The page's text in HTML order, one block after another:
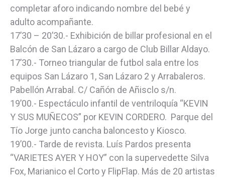
completar aforo indicando nombre del bebé y
adulto acompañante.
17’30 – 20’30.- Exhibición de billar profesional en el
Balcón de San Lázaro a cargo de Club Billar Aldayo.
17’30.- Torneo triangular de futbol sala entre los
equipos San Lázaro 1, San Lázaro 2 y Arrabaleros.
Pabellón Arrabal. C/ Cañón de Añisclo s/n.
19’00.- Espectáculo infantil de ventriloquía “KEVIN
Y SUS MUÑECOS” por KEVIN CORDERO. Parque del
Tío Jorge junto cancha baloncesto y Kiosco.
19’00.- Tarde de revista. Luís Pardos presenta
“VARIETES AYER Y HOY” con la supervedette Silva
Fox, Marianico el Corto y FlipFlap. Más de 20 artistas